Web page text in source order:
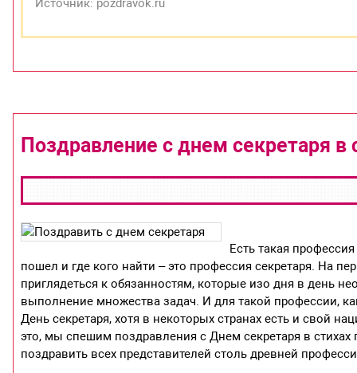
Источник: pozdravok.ru
Поздравление с днем секретаря в
Есть такая
пошел и где кого найти – это профессия секретаря. На
приглядеться к обязанностям, которые изо дня в день
выполнение множества задач. И для такой профессии,
День секретаря, хотя в некоторых странах есть и свой
это, мы спешим поздравления с Днем секретаря в
поздравить всех представителей столь древней